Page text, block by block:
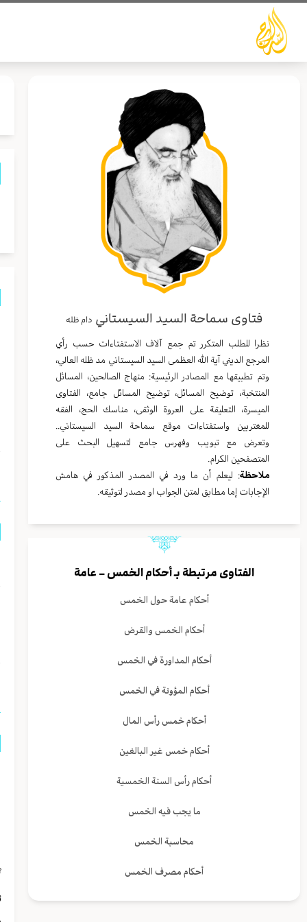
تخطي
المحتوى
فتاوى سماحة السيد السيستاني دام ظله
نظرا للطلب المتكرر تم جمع آلاف الاستفتاءات حسب رأي
المرجع الديني آية الله العظمى السيد السيستاني مد ظله العالي،
وتم تطبيقها مع المصادر الرئيسية: منهاج الصالحين، المسائل
المنتخبة، توضيح المسائل، توضيح المسائل جامع، الفتاوى
الميسرة، التعليقة على العروة الوثقى، مناسك الحج، الفقه
للمغتربين واستفتاءات موقع سماحة السيد السيستاني..
وتعرض مع تبويب وفهرس جامع لتسهيل البحث على
المتصفحين الكرام.
ملاحظة: ليعلم أن ما ورد في المصدر المذكور في هامش
الإجابات إما مطابق لمتن الجواب او مصدر لتوثيقه.
الفتاوى مرتبطة بـأحكام الخمس – عامة
أحكام عامة حول الخمس
أحكام الخمس والقرض
أحكام المداورة في الخمس
أحكام المؤونة في الخمس
أحكام خمس رأس المال
أحكام خمس غير البالغين
أحكام رأس السنة الخمسية
ما يجب فيه الخمس
محاسبة الخمس
أحكام مصرف الخمس